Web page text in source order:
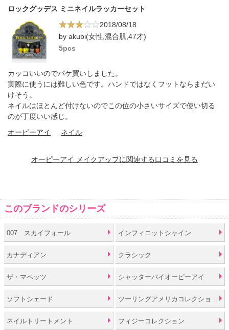
ロックグッデス ミニネイルラッカーセット
2018/08/18
by akubi(女性,混合肌,47才)
5pcs
カッコいいのでパケ買いしました。
実際に使うには難しい色です。ハンドではなくフットならまだい
けそう。
ネイルはほとんど付けないのでこの位の小さいサイズで使い切る
のが丁度いい感じ。
オーピーアイ
ネイル
オーピーアイ メイクアップに関連する口コミを見る
このブランドのシリーズ
007 スカイフォール インフィニットシャイン
カナディアン クラシック
ザ・マペッツ シャッターバイオーピーアイ
ソフトシェード
ネイルトリートメント フィジーコレクション